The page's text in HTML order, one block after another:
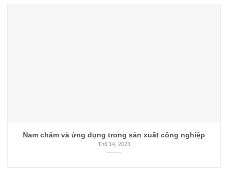
Nam châm và ứng dụng trong sản xuất công nghiệp
Th6 14, 2023